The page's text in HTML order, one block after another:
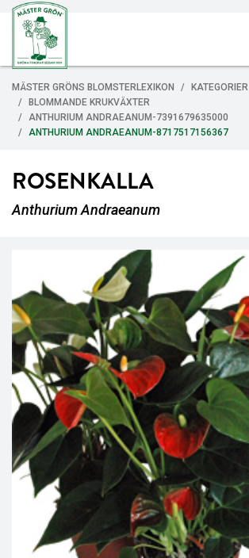
MÄSTER GRÖNS BLOMSTERLEXIKON
KATEGORIER
BLOMMANDE KRUKVÄXTER
ANTHURIUM ANDRAEANUM-7391679635000
ANTHURIUM ANDRAEANUM-8717517156367
ROSENKALLA
Anthurium Andraeanum